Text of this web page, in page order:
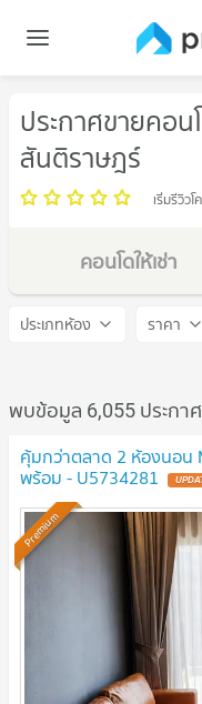
ประกาศขายคอ
สันติราษฎร์
เริ่มรีวิว
คอนโดให้เช่า
รร.พณิชยการสันติราษ
ประเภทห้อง ราคา
พบข้อมูล 6,055 ประกาศ
คุ้มกว่าตลาด 2 ห้องนอน
พร้อม - U5734281
Premium